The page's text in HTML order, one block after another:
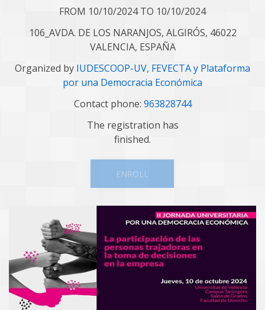
FROM 10/10/2024 TO 10/10/2024
106_AVDA. DE LOS NARANJOS, ALGIRÓS, 46022
VALENCIA, ESPAÑA
Organized by IUDESCOOP-UV, FEVECTA y Plataforma
por una Democracia Económica
Contact phone: 963828744
The registration has
finished.
ENROLL